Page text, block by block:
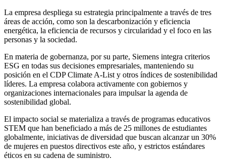
La empresa despliega su estrategia principalmente a través de tres
áreas de acción, como son la descarbonización y eficiencia
energética, la eficiencia de recursos y circularidad y el foco en las
personas y la sociedad.
En materia de gobernanza, por su parte, Siemens integra criterios
ESG en todas sus decisiones empresariales, manteniendo su
posición en el CDP Climate A-List y otros índices de sostenibilidad
líderes. La empresa colabora activamente con gobiernos y
organizaciones internacionales para impulsar la agenda de
sostenibilidad global.
El impacto social se materializa a través de programas educativos
STEM que han beneficiado a más de 25 millones de estudiantes
globalmente, iniciativas de diversidad que buscan alcanzar un 30%
de mujeres en puestos directivos este año, y estrictos estándares
éticos en su cadena de suministro.